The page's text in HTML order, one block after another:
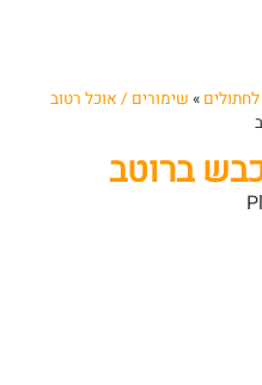
» שימורים / אוכל רטוב
ברוטב